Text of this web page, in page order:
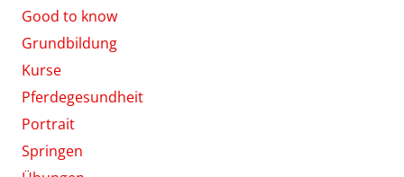
Good to know
Grundbildung
Kurse
Pferdegesundheit
Portrait
Springen